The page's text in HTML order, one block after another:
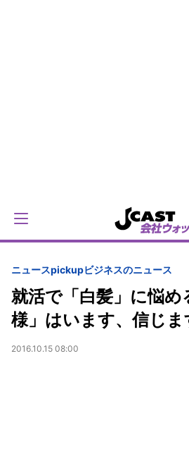
ニュースpickupビジネスのニュース
就活で「白髪」に悩
様」はいます、信じま
2016.10.15 08:00